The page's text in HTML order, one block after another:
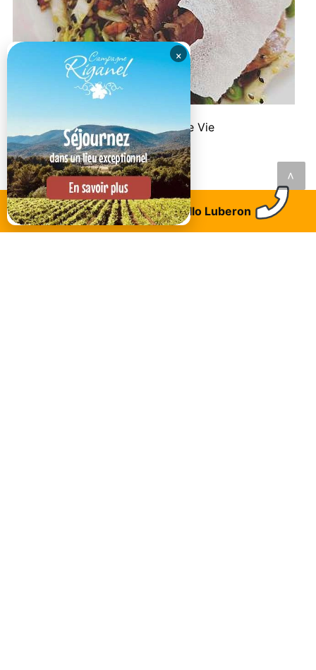
Le Bistrot des Copains - Art de Vie
Trouvez un logement Allo Luberon
×
<